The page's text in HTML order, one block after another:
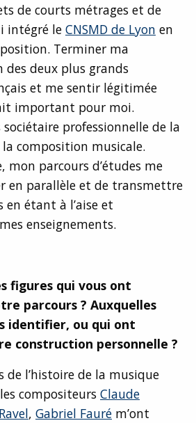
de courts métrages et de
intégré le CNSMD de Lyon en
Terminer ma
deux plus grands
et me sentir légitimée
important pour moi.
sociétaire professionnelle de la
la composition musicale.
mon parcours d’études me
en parallèle et de transmettre
en étant à l’aise et
enseignements.
figures qui vous ont
parcours ? Auxquelles
identifier, ou qui ont
construction personnelle ?
de l’histoire de la musique
compositeurs Claude
, Gabriel Fauré m’ont